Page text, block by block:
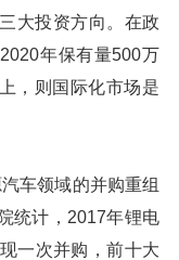
大投资方向。在政
年保有量500万
，则国际化市场是
车领域的并购重组
统计，2017年锂电
一次并购，前十大